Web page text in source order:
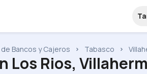
Bancos y Cajeros Tabasco
Los Rios,